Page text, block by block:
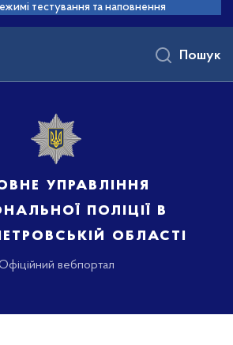
тестування та наповнення
управління
поліції в
області
вебпортал
Пошук